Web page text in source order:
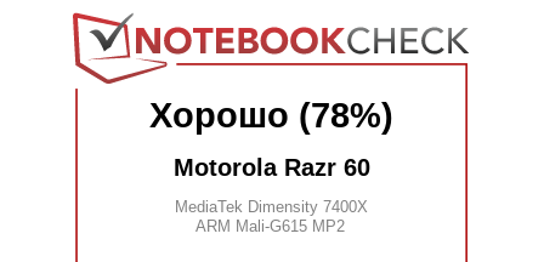
Хорошо (78%)
Motorola Razr 60
MediaTek Dimensity 7400X
ARM Mali-G615 MP2